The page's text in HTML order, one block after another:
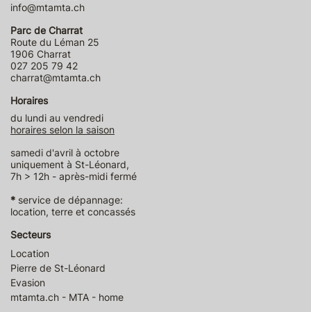
info@mtamta.ch
Parc de Charrat
Route du Léman 25
1906 Charrat
027 205 79 42
charrat@mtamta.ch
Horaires
du lundi au vendredi
horaires selon la saison
samedi d'avril à octobre
uniquement à St-Léonard,
7h > 12h - après-midi fermé
* service de dépannage:
location, terre et concassés
Secteurs
Location
Pierre de St-Léonard
Evasion
mtamta.ch - MTA - home